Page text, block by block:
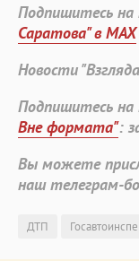
Подпишитесь на
Саратова" в MAX
Новости
Подпишитесь на
Вне формата":
Вы можете
наш телеграм-
ДТП